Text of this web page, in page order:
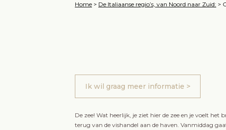
Home > De Italiaanse regio’s, van Noord naar Zuid: >
Ik wil graag meer informatie >
De zee! Wat heerlijk, je ziet hier de zee en je voelt
terug van de vishandel aan de haven. Vanmiddag